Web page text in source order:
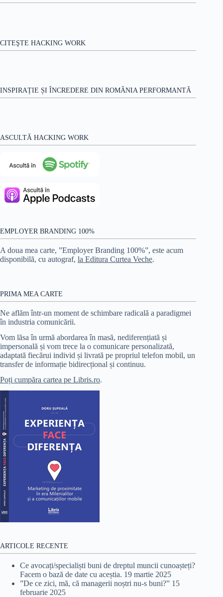
CITEŞTE HACKING WORK
INSPIRAȚIE ȘI ÎNCREDERE DIN ROMÂNIA PERFORMANTĂ
ASCULTĂ HACKING WORK
EMPLOYER BRANDING 100%
A doua mea carte, ”Employer Branding 100%”, este acum
disponibilă, cu autograf, la Editura Curtea Veche.
PRIMA MEA CARTE
Ne aflăm într-un moment de schimbare radicală a paradigmei
în industria comunicării.
Vom lăsa în urmă abordarea în masă, nediferențiată și
impersonală și vom trece la o comunicare personalizată,
adaptată fiecărui individ și livrată pe propriul telefon mobil, un
transfer de informație bidirecțional și continuu.
Poți cumpăra cartea pe Libris.ro.
ARTICOLE RECENTE
Ce avocați/specialiști buni de dreptul muncii cunoașteți?
Facem o bază de date cu aceștia. 19 martie 2025
”De ce zici, mă, că managerii noștri nu-s buni?” 15
februarie 2025